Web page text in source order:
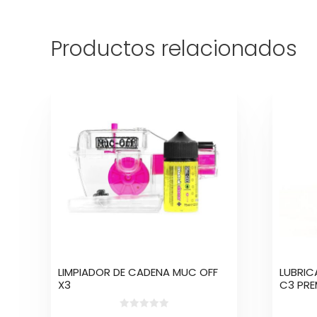
Productos relacionados
LIMPIADOR DE CADENA MUC OFF
X3
C3
página
de